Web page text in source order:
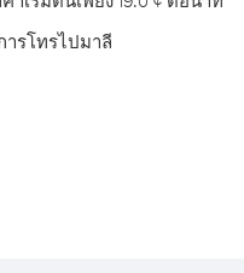
รโทรไปมาลี